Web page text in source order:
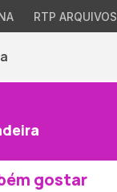
RTP ARQUIVOS
gostar